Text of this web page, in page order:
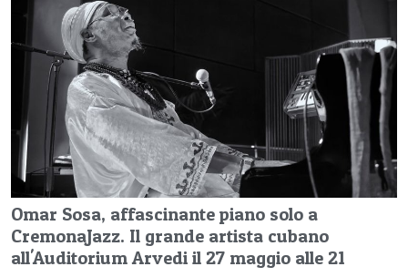
Omar Sosa, affascinante piano solo a
CremonaJazz. Il grande artista cubano
all'Auditorium Arvedi il 27 maggio alle 21